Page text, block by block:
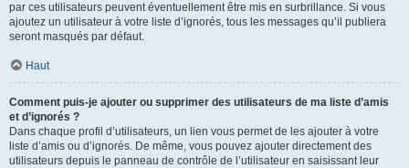
par ces utilisateurs peuvent éventuellement être mis en surbrillance. Si vous
ajoutez un utilisateur à votre liste d’ignorés, tous les messages qu’il publiera
seront masqués par défaut.
Haut
Comment puis-je ajouter ou supprimer des utilisateurs de ma liste d’amis
et d’ignorés ?
Dans chaque profil d’utilisateurs, un lien vous permet de les ajouter à votre
liste d’amis ou d’ignorés. De même, vous pouvez ajouter directement des
utilisateurs depuis le panneau de contrôle de l’utilisateur en saisissant leur